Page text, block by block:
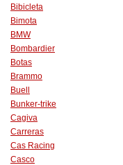
Bibicleta
Bimota
BMW
Bombardier
Botas
Brammo
Buell
Bunker-trike
Cagiva
Carreras
Cas Racing
Casco